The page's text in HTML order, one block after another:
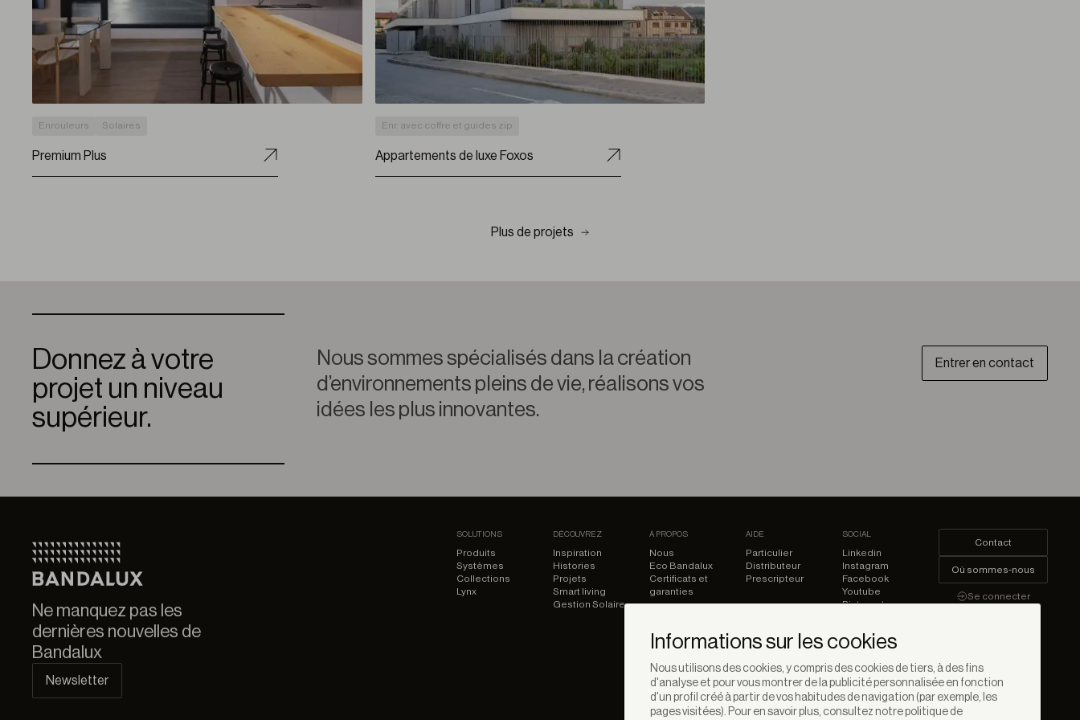
Enrouleurs Solaires
Premium Plus
Enr. avec coffre et guides zip
Appartements de luxe Foxos
Plus de projets
Donnez à votre
projet un niveau
supérieur.
Nous sommes spécialisés dans la création
d’environnements pleins de vie, réalisons vos
idées les plus innovantes.
Entrer en contact
Ne manquez pas les
dernières nouvelles de
Bandalux
Newsletter
SOLUTIONS
Produits
Systèmes
Collections
Lynx
DÉCOUVREZ
Inspiration
Histories
Projets
Smart living
Gestion Solaire
À PROPOS
Nous
Eco Bandalux
Certificats et
garanties
AIDE
Particulier
Distributeur
Prescripteur
SOCIAL
Linkedin
Instagram
Facebook
Youtube
Pinterest
Contact
Où sommes-nous
Se connecter
Informations sur les cookies
Nous utilisons des cookies, y compris des cookies de tiers, à des fins
d'analyse et pour vous montrer de la publicité personnalisée en fonction
d'un profil créé à partir de vos habitudes de navigation (par exemple, les
pages visitées). Pour en savoir plus, consultez notre politique de